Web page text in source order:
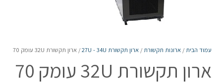
עמוד הבית/ ארונות תקשורת/ ארון תקשורת 27U - 34U / ארון תקשורת 32U עומק 70
ארון תקשורת 32U עומק 70